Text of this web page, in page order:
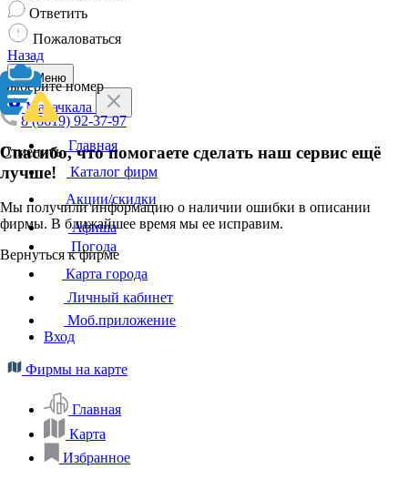
Ответить
Пожаловаться
Назад
Выберите номер
8 (8619) 92-37-97
Отменить
Спасибо, что помогаете сделать наш сервис ещё
лучше!
Мы получили информацию о наличии ошибки в описании
фирмы. В ближайшее время мы ее исправим.
Вернуться к фирме
Меню
Махачкала
Главная
Каталог фирм
Акции/скидки
Афиша
Погода
Карта города
Личный кабинет
Моб.приложение
Вход
Фирмы на карте
Главная
Карта
Избранное